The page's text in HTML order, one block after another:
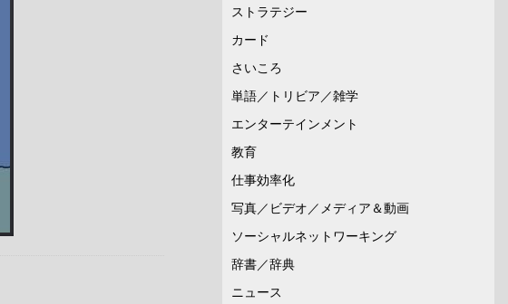
ストラテジー
カード
さいころ
単語／トリビア／雑学
エンターテインメント
教育
仕事効率化
写真／ビデオ／メディア＆動画
ソーシャルネットワーキング
辞書／辞典
ニュース